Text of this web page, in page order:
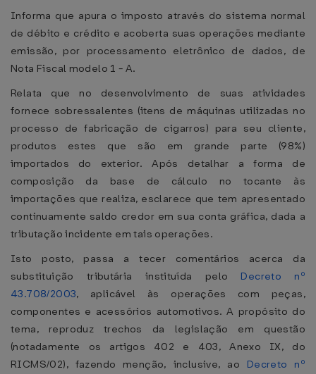
Informa que apura o imposto através do sistema normal
de débito e crédito e acoberta suas operações mediante
emissão, por processamento eletrônico de dados, de
Nota Fiscal modelo 1 - A.
Relata que no desenvolvimento de suas atividades
fornece sobressalentes (itens de máquinas utilizadas no
processo de fabricação de cigarros) para seu cliente,
produtos estes que são em grande parte (98%)
importados do exterior. Após detalhar a forma de
composição da base de cálculo no tocante às
importações que realiza, esclarece que tem apresentado
continuamente saldo credor em sua conta gráfica, dada a
tributação incidente em tais operações.
Isto posto, passa a tecer comentários acerca da
substituição tributária instituída pelo Decreto nº
43.708/2003, aplicável às operações com peças,
componentes e acessórios automotivos. A propósito do
tema, reproduz trechos da legislação em questão
(notadamente os artigos 402 e 403, Anexo IX, do
RICMS/02), fazendo menção, inclusive, ao Decreto nº